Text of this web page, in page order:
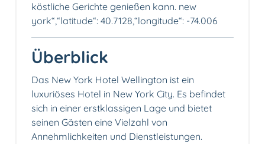
köstliche Gerichte genießen kann. new
york“,“latitude“: 40.7128,“longitude“: -74.006
Überblick
Das New York Hotel Wellington ist ein
luxuriöses Hotel in New York City. Es befindet
sich in einer erstklassigen Lage und bietet
seinen Gästen eine Vielzahl von
Annehmlichkeiten und Dienstleistungen.